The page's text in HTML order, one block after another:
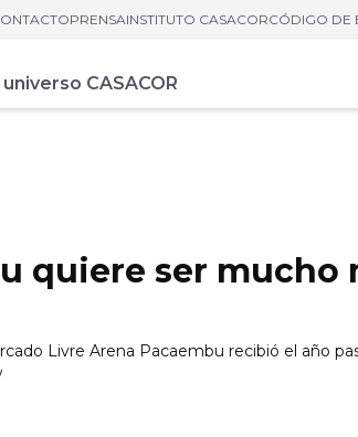
PRENSAINSTITUTO CASACORCÓDIGO DE
busca tres caracteres
quiere ser mucho
Livre Arena Pacaembu recibió el año